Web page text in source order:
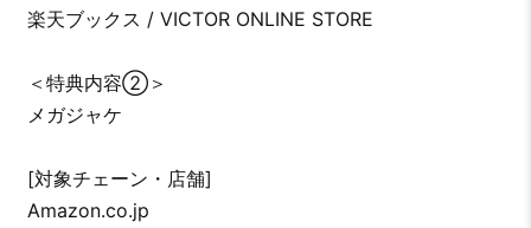
楽天ブックス / VICTOR ONLINE STORE
＜特典内容②＞
メガジャケ
[対象チェーン・店舗]
Amazon.co.jp